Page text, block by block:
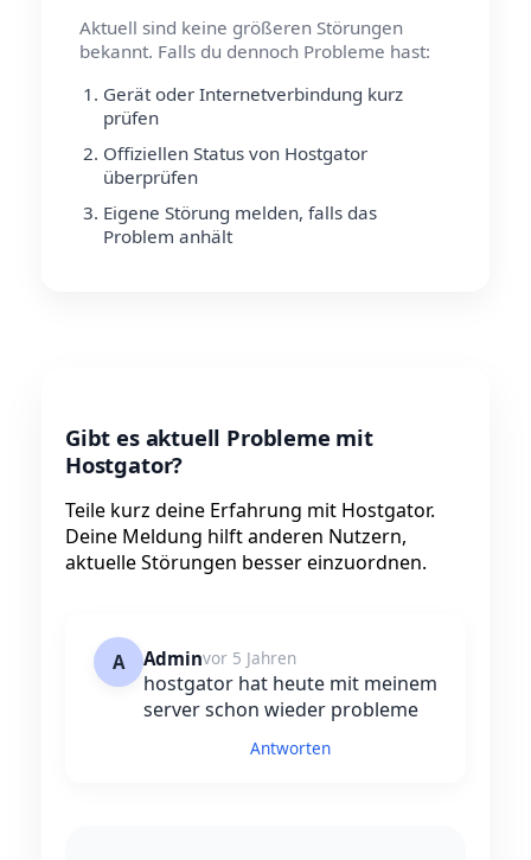
Aktuell sind keine größeren Störungen
bekannt. Falls du dennoch Probleme hast:
Gerät oder Internetverbindung kurz
prüfen
Offiziellen Status von Hostgator
überprüfen
Eigene Störung melden, falls das
Problem anhält
Gibt es aktuell Probleme mit
Hostgator?
Teile kurz deine Erfahrung mit Hostgator.
Deine Meldung hilft anderen Nutzern,
aktuelle Störungen besser einzuordnen.
A Adminvor 5 Jahren
hostgator hat heute mit meinem
server schon wieder probleme
Antworten